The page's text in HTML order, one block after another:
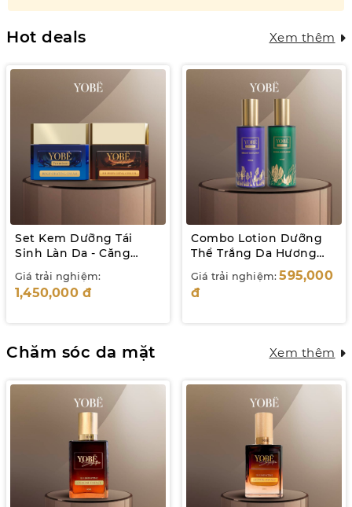
Hot deals Xem thêm
Set Kem Dưỡng Tái
Sinh Làn Da - Căng
bóng - Trắng mịn - Mờ
Nám YOBE
Giá trải nghiệm:
1,450,000 đ
Combo Lotion Dưỡng
Thể Trắng Da Hương
Hoa Pháp YOBE
Giá trải nghiệm:595,000
đ
Chăm sóc da mặt Xem thêm